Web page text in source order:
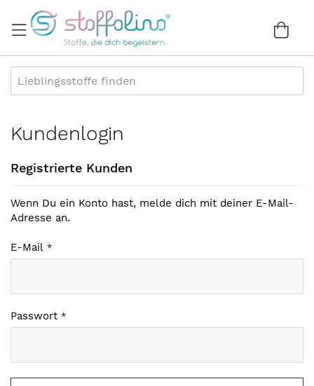
zum
Inhalt
Kundenlogin
Registrierte Kunden
Wenn Du ein Konto hast, melde dich mit deiner E-Mail-
Adresse an.
E-Mail
Passwort